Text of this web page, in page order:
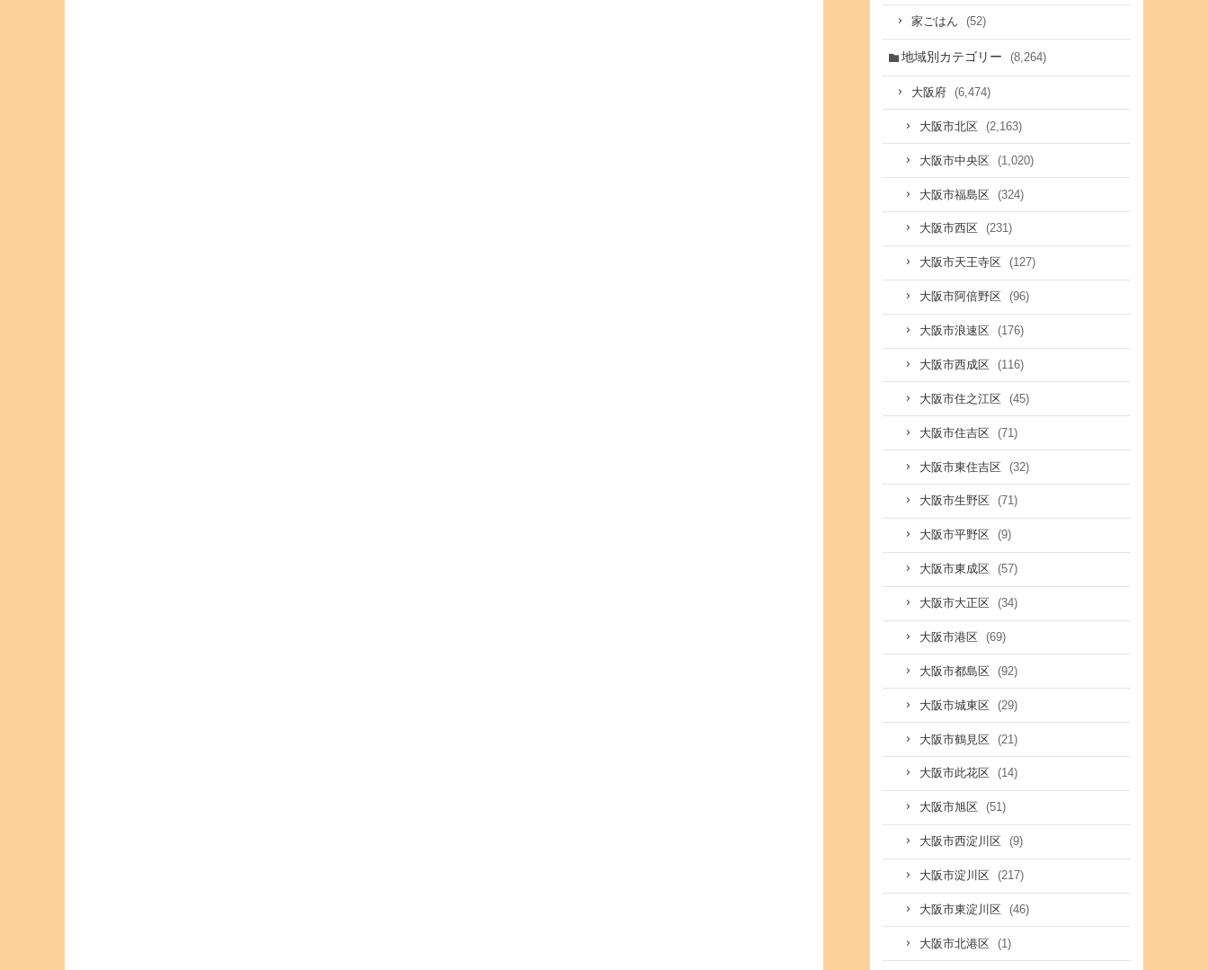
家ごはん (52)
地域別カテゴリー (8,264)
大阪府 (6,474)
大阪市北区 (2,163)
大阪市中央区 (1,020)
大阪市福島区 (324)
大阪市西区 (231)
大阪市天王寺区 (127)
大阪市阿倍野区 (96)
大阪市浪速区 (176)
大阪市西成区 (116)
大阪市住之江区 (45)
大阪市住吉区 (71)
大阪市東住吉区 (32)
大阪市生野区 (71)
大阪市平野区 (9)
大阪市東成区 (57)
大阪市大正区 (34)
大阪市港区 (69)
大阪市都島区 (92)
大阪市城東区 (29)
大阪市鶴見区 (21)
大阪市此花区 (14)
大阪市旭区 (51)
大阪市西淀川区 (9)
大阪市淀川区 (217)
大阪市東淀川区 (46)
大阪市北港区 (1)